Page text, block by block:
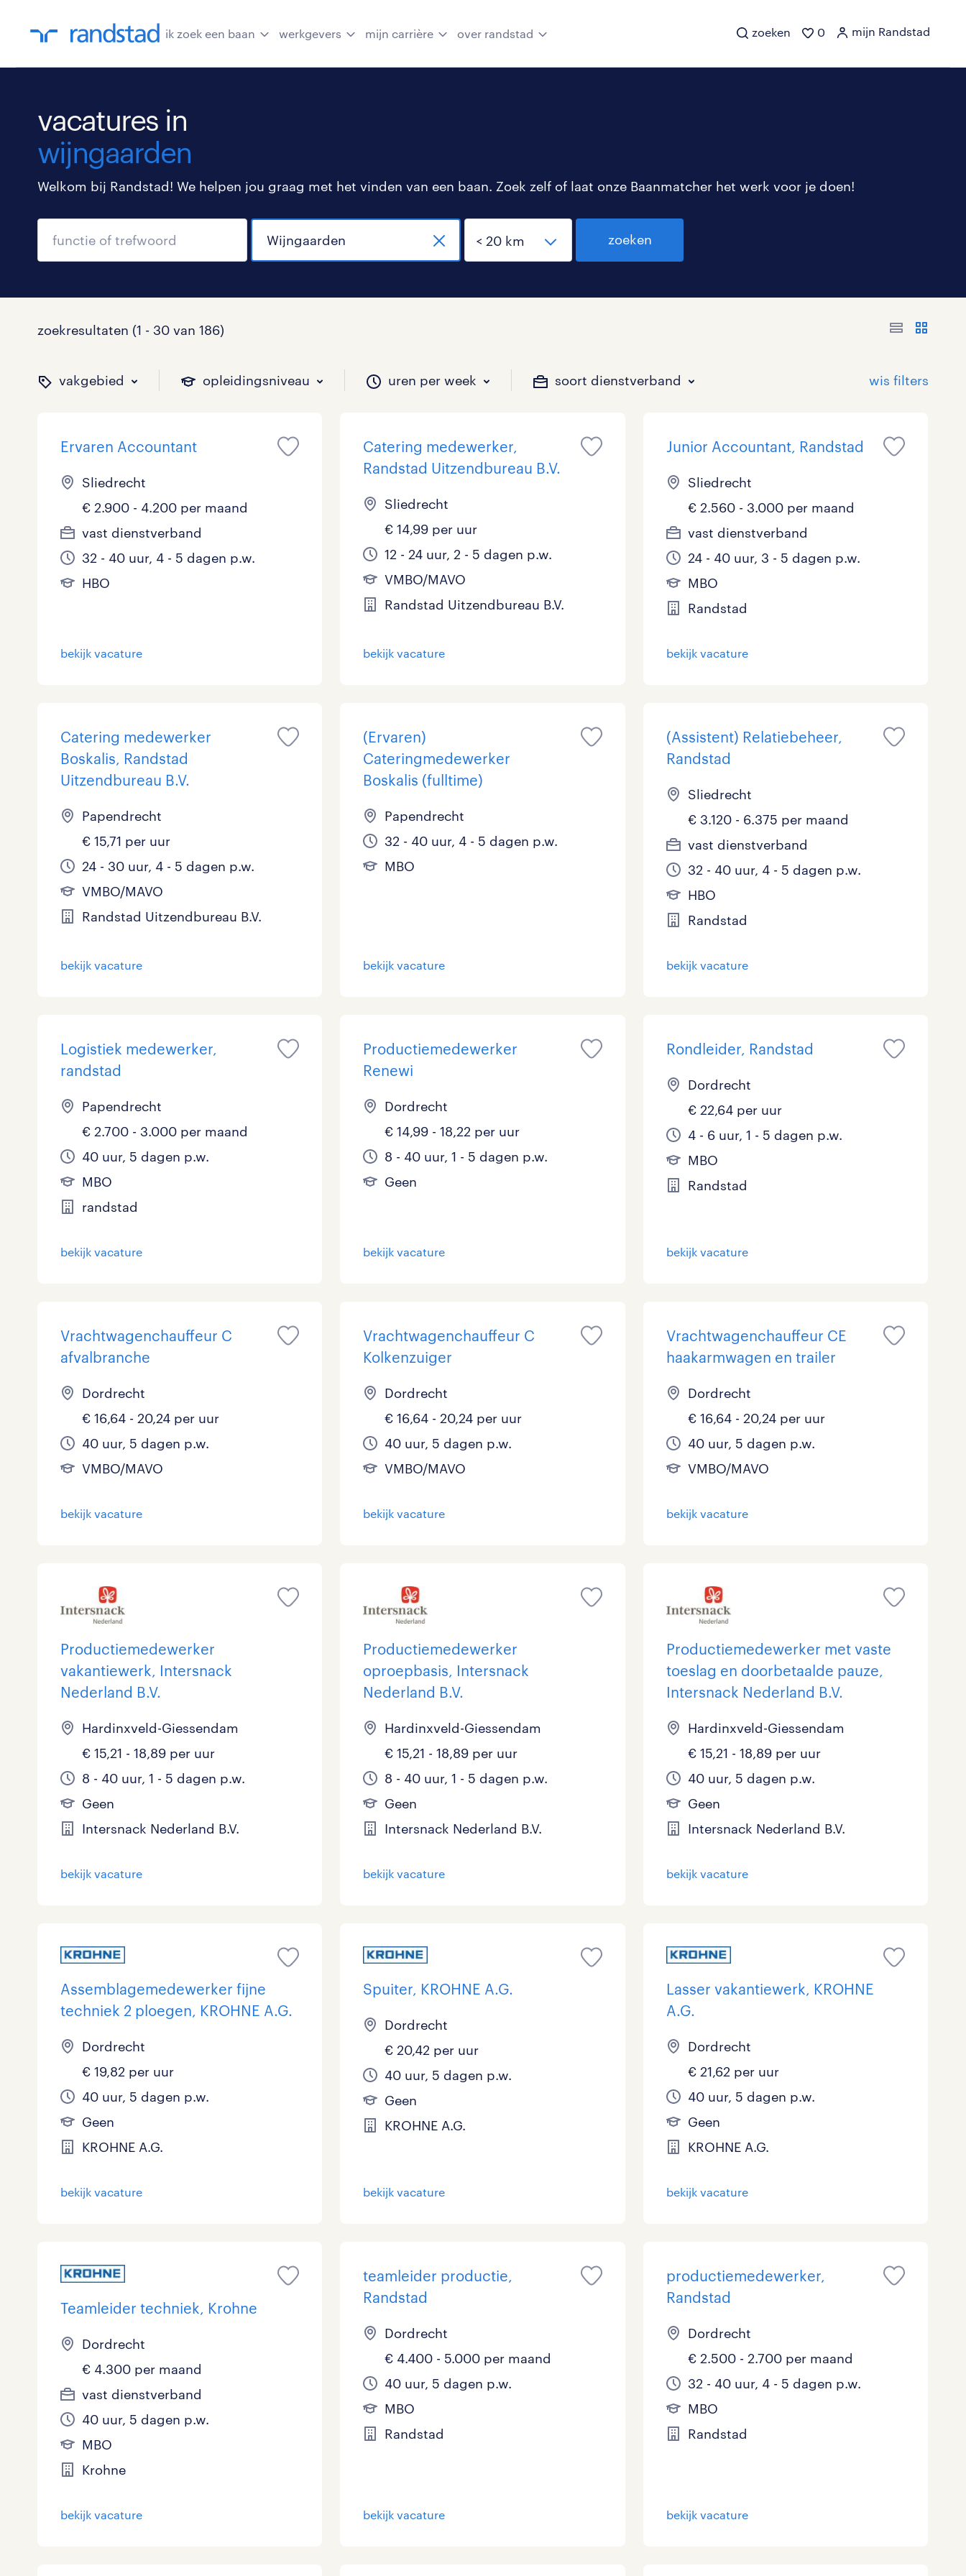
ik zoek een baan werkgevers mijn carrière over randstad zoeken 0 mijn Randstad
vacatures in
wijngaarden
Welkom bij Randstad! We helpen jou graag met het vinden van een baan. Zoek zelf of laat onze Baanmatcher het werk voor je doen!
zoeken
zoekresultaten (1 - 30 van 186)
vakgebied opleidingsniveau uren per week soort dienstverband
binnen welk vakgebied wil je werken?
Administratief 11 Beveiliging 0 Bouw 0
Callcenter / Contactcenter Chauffeurs 29 Commercieel / Verkoop 6
Financieel 7
Management / Leidinggevend Marketing & Communicatie
Overig 4 Personeel & Organisatie Schoonmaak 2
Secretarieel 1 Supply chain & procurement Techniek 16
toon 186 resultaten
op welk niveau zoek je vacatures?
Basisonderwijs 8 Geen 62 HAVO/VWO 1
HBO 20 LBO, MAVO, VMBO 0 MBO 63
Master
hoeveel uren per week wil je werken?
0 - 8 uur 21 9 - 16 uur 15 17 - 24 uur 30
25 - 32 uur 42 33 - 36 uur 7 37 - 40+ uur 71
welk soort dienstverband zou jij willen?
Detachering 2 Tijdelijk 37 Tijdelijk met uitzicht op vast
Vast 19
Ervaren Accountant
Sliedrecht
€ 2.900 - 4.200 per maand
vast dienstverband
32 - 40 uur, 4 - 5 dagen p.w.
HBO
bekijk vacature
Catering medewerker,
Randstad Uitzendbureau B.V.
Sliedrecht
€ 14,99 per uur
12 - 24 uur, 2 - 5 dagen p.w.
VMBO/MAVO
Randstad Uitzendbureau B.V.
bekijk vacature
Junior Accountant, Randstad
Sliedrecht
€ 2.560 - 3.000 per maand
vast dienstverband
24 - 40 uur, 3 - 5 dagen p.w.
MBO
Randstad
bekijk vacature
Catering medewerker
Boskalis, Randstad
Uitzendbureau B.V.
Papendrecht
€ 15,71 per uur
24 - 30 uur, 4 - 5 dagen p.w.
VMBO/MAVO
Randstad Uitzendbureau B.V.
bekijk vacature
(Ervaren)
Cateringmedewerker
Boskalis (fulltime)
Papendrecht
32 - 40 uur, 4 - 5 dagen p.w.
MBO
bekijk vacature
(Assistent) Relatiebeheer,
Randstad
Sliedrecht
€ 3.120 - 6.375 per maand
vast dienstverband
32 - 40 uur, 4 - 5 dagen p.w.
HBO
Randstad
bekijk vacature
Logistiek medewerker,
randstad
Papendrecht
€ 2.700 - 3.000 per maand
40 uur, 5 dagen p.w.
MBO
randstad
bekijk vacature
Productiemedewerker
Renewi
Dordrecht
€ 14,99 - 18,22 per uur
8 - 40 uur, 1 - 5 dagen p.w.
Geen
bekijk vacature
Rondleider, Randstad
Dordrecht
€ 22,64 per uur
4 - 6 uur, 1 - 5 dagen p.w.
MBO
Randstad
bekijk vacature
Vrachtwagenchauffeur C
afvalbranche
Dordrecht
€ 16,64 - 20,24 per uur
40 uur, 5 dagen p.w.
VMBO/MAVO
bekijk vacature
Vrachtwagenchauffeur C
Kolkenzuiger
Dordrecht
€ 16,64 - 20,24 per uur
40 uur, 5 dagen p.w.
VMBO/MAVO
bekijk vacature
Vrachtwagenchauffeur CE
haakarmwagen en trailer
Dordrecht
€ 16,64 - 20,24 per uur
40 uur, 5 dagen p.w.
VMBO/MAVO
bekijk vacature
Productiemedewerker
vakantiewerk, Intersnack
Nederland B.V.
Hardinxveld-Giessendam
€ 15,21 - 18,89 per uur
8 - 40 uur, 1 - 5 dagen p.w.
Geen
Intersnack Nederland B.V.
bekijk vacature
Productiemedewerker
oproepbasis, Intersnack
Nederland B.V.
Hardinxveld-Giessendam
€ 15,21 - 18,89 per uur
8 - 40 uur, 1 - 5 dagen p.w.
Geen
Intersnack Nederland B.V.
bekijk vacature
Productiemedewerker met vaste
toeslag en doorbetaalde pauze,
Intersnack Nederland B.V.
Hardinxveld-Giessendam
€ 15,21 - 18,89 per uur
40 uur, 5 dagen p.w.
Geen
Intersnack Nederland B.V.
bekijk vacature
Assemblagemedewerker fijne
techniek 2 ploegen, KROHNE A.G.
Dordrecht
€ 19,82 per uur
40 uur, 5 dagen p.w.
Geen
KROHNE A.G.
bekijk vacature
Spuiter, KROHNE A.G.
Dordrecht
€ 20,42 per uur
40 uur, 5 dagen p.w.
Geen
KROHNE A.G.
bekijk vacature
Lasser vakantiewerk, KROHNE
A.G.
Dordrecht
€ 21,62 per uur
40 uur, 5 dagen p.w.
Geen
KROHNE A.G.
bekijk vacature
Teamleider techniek, Krohne
Dordrecht
€ 4.300 per maand
vast dienstverband
40 uur, 5 dagen p.w.
MBO
Krohne
bekijk vacature
teamleider productie,
Randstad
Dordrecht
€ 4.400 - 5.000 per maand
40 uur, 5 dagen p.w.
MBO
Randstad
bekijk vacature
productiemedewerker,
Randstad
Dordrecht
€ 2.500 - 2.700 per maand
32 - 40 uur, 4 - 5 dagen p.w.
MBO
Randstad
bekijk vacature